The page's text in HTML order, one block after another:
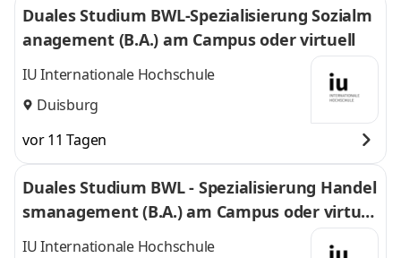
Duales Studium BWL-Spezialisierung Sozialm
anagement (B.A.) am Campus oder virtuell
IU Internationale Hochschule
Duisburg
vor 11 Tagen
Duales Studium BWL - Spezialisierung Handel
smanagement (B.A.) am Campus oder virtuel
l
IU Internationale Hochschule